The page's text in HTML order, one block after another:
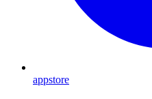
appstore